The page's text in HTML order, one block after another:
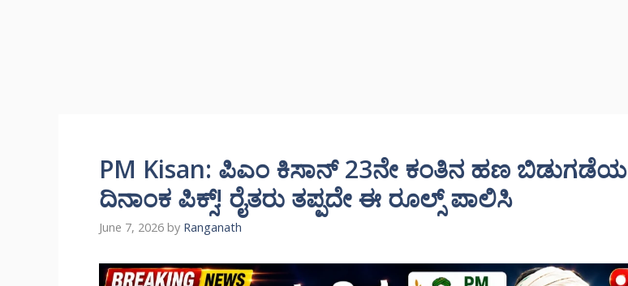
PM Kisan: ಪಿಎಂ ಕಿಸಾನ್ 23ನೇ ಕಂತಿನ ಹಣ ಬಿಡುಗಡೆಯ
ದಿನಾಂಕ ಪಿಕ್ಸ್! ರೈತರು ತಪ್ಪದೇ ಈ ರೂಲ್ಸ್ ಪಾಲಿಸಿ
June 7, 2026 by Ranganath